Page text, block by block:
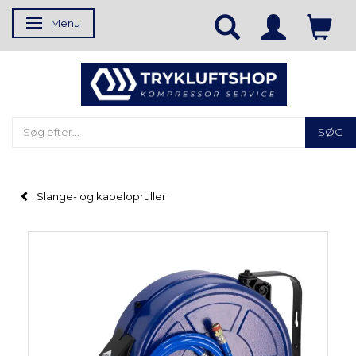
Skifte navigation
Menu
SØG
Slange- og kabelopruller